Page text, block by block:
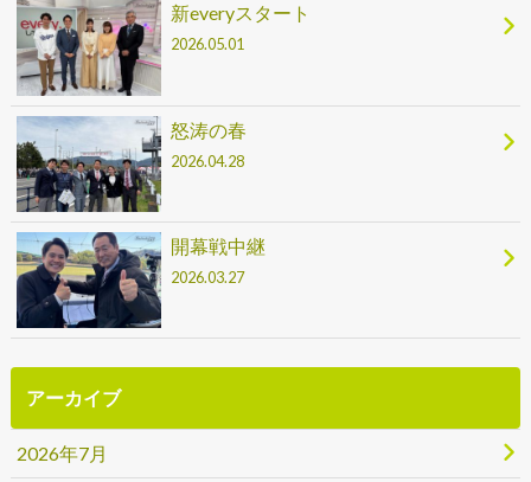
新everyスタート
2026.05.01
怒涛の春
2026.04.28
開幕戦中継
2026.03.27
アーカイブ
2026年7月